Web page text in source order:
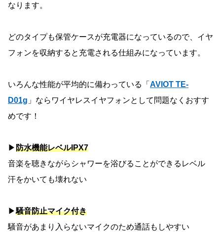
なります。
どのタイプも保管ケースが充電器になっているので、イヤ
フォンを収納すると充電される仕組みになっています。
いろんな性能が平均的に備わっている「 AVIOT TE-
D01g 」ならワイヤレスイヤフォンとして問題なくおすす
めです！
▶防水機能レベルIPX7
音楽を聴きながらシャワーを浴びることができるレベル
汗をかいても壊れない
▶騒音防止マイク付き
騒音があまり入らないマイクのため通話もしやすい